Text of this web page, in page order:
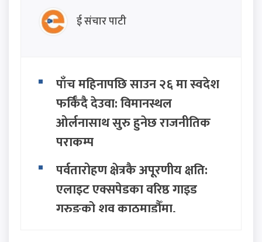
ई संचार पाटी
पाँच महिनापछि साउन २६ मा स्वदेश
फर्किँदै देउवा: विमानस्थल
ओर्लनासाथ सुरु हुनेछ राजनीतिक
पराकम्प
पर्वतारोहण क्षेत्रकै अपूरणीय क्षति:
एलाइट एक्सपेडका वरिष्ठ गाइड
गुरुङको शव काठमाडौँमा,